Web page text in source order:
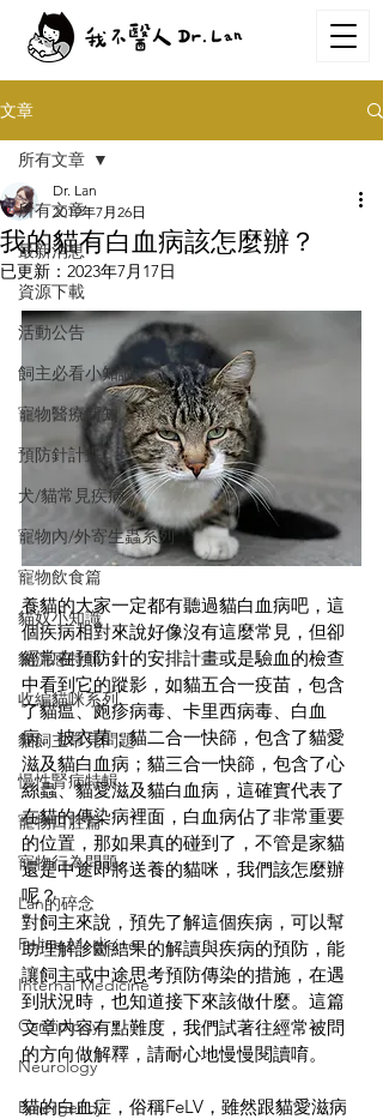
文章
所有文章
最新消息
資源下載
活動公告
飼主必看小知識
寵物醫療新知
預防針計畫
犬/貓常見疾病
寵物內/外寄生蟲系列
寵物飲食篇
貓奴小知識
貓流感特輯
收編貓咪系列
貓飼主常見問題
慢性腎病特輯
寵物口腔篇
寵物行為問題
Lan的碎念
Feline Medicine
Internal Medicine
Cardiology
Neurology
Emergency
所有文章
我的貓有白血病該怎麼辦？
Dr. Lan
2019年7月26日
已更新： 2023年7月17日
養貓的大家一定都有聽過貓白血病吧，這
個疾病相對來說好像沒有這麼常見，但卻
經常在預防針的安排計畫或是驗血的檢查
中看到它的蹤影，如貓五合一疫苗，包含
了貓瘟、皰疹病毒、卡里西病毒、白血
病、披衣菌；貓二合一快篩，包含了貓愛
滋及貓白血病；貓三合一快篩，包含了心
絲蟲、貓愛滋及貓白血病，這確實代表了
在貓的傳染病裡面，白血病佔了非常重要
的位置，那如果真的碰到了，不管是家貓
還是中途即將送養的貓咪，我們該怎麼辦
呢？
對飼主來說，預先了解這個疾病，可以幫
助理解診斷結果的解讀與疾病的預防，能
讓飼主或中途思考預防傳染的措施，在遇
到狀況時，也知道接下來該做什麼。這篇
文章內容有點難度，我們試著往經常被問
的方向做解釋，請耐心地慢慢閱讀唷。
貓的白血症，俗稱FeLV，雖然跟貓愛滋病